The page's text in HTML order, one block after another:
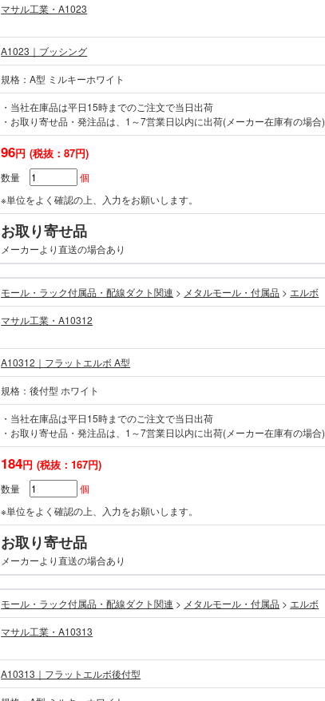
マサル工業・A1023
A1023｜ブッシング
規格：A型 ミルキーホワイト
・当社在庫品は平日15時までのご注文で当日出荷
・お取り寄せ品・発注品は、1～7営業日以内に出荷(メーカー在庫有の場合)
96円 (税抜：87円)
数量
個
※単位をよく確認の上、入力をお願いします。
お取り寄せ品
メーカーより直送の場合あり
モール・ラック付属品・配線ダクト関連 > メタルモール・付属品 > エルボ
マサル工業・A10312
A10312｜フラットエルボ A型
規格：後付型 ホワイト
・当社在庫品は平日15時までのご注文で当日出荷
・お取り寄せ品・発注品は、1～7営業日以内に出荷(メーカー在庫有の場合)
184円 (税抜：167円)
数量
個
※単位をよく確認の上、入力をお願いします。
お取り寄せ品
メーカーより直送の場合あり
モール・ラック付属品・配線ダクト関連 > メタルモール・付属品 > エルボ
マサル工業・A10313
A10313｜フラットエルボ後付型